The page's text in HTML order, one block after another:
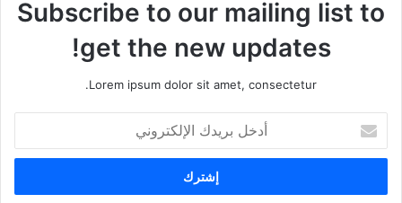
Subscribe to our mailing list to
get the new updates!
Lorem ipsum dolor sit amet, consectetur.
بريدك
الإلكتروني